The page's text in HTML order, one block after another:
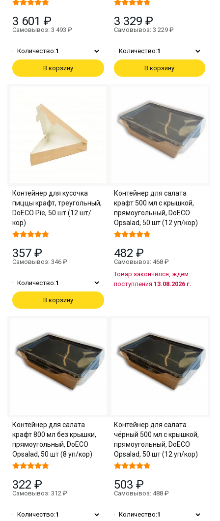
3 601 ₽
Самовывоз: 3 493 ₽
Количество:1
В корзину
3 329 ₽
Самовывоз: 3 229 ₽
Количество:1
В корзину
Контейнер для кусочка
пиццы крафт, треугольный,
DoECO Pie, 50 шт (12 шт/
кор)
357 ₽
Самовывоз: 346 ₽
Количество:1
В корзину
Контейнер для салата
крафт 500 мл с крышкой,
прямоугольный, DoECO
Opsalad, 50 шт (12 уп/кор)
482 ₽
Самовывоз: 468 ₽
Товар закончился, ждем
поступления 13.08.2026 г.
Контейнер для салата
крафт 800 мл без крышки,
прямоугольный, DoECO
Opsalad, 50 шт (8 уп/кор)
322 ₽
Самовывоз: 312 ₽
Количество:1
Контейнер для салата
чёрный 500 мл с крышкой,
прямоугольный, DoECO
Opsalad, 50 шт (12 уп/кор)
503 ₽
Самовывоз: 488 ₽
Количество:1